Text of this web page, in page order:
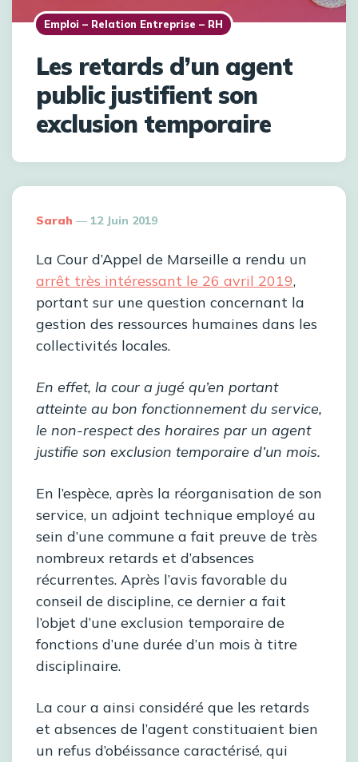
Emploi – Relation Entreprise – RH
Les retards d’un agent
public justifient son
exclusion temporaire
Posted
Sarah 12 Juin 2019
La Cour d’Appel de Marseille a rendu un
arrêt très intéressant le 26 avril 2019,
portant sur une question concernant la
gestion des ressources humaines dans les
collectivités locales.
En effet, la cour a jugé qu’en portant
atteinte au bon fonctionnement du service,
le non-respect des horaires par un agent
justifie son exclusion temporaire d’un mois.
En l’espèce, après la réorganisation de son
service, un adjoint technique employé au
sein d’une commune a fait preuve de très
nombreux retards et d’absences
récurrentes. Après l’avis favorable du
conseil de discipline, ce dernier a fait
l’objet d’une exclusion temporaire de
fonctions d’une durée d’un mois à titre
disciplinaire.
La cour a ainsi considéré que les retards
et absences de l’agent constituaient bien
un refus d’obéissance caractérisé, qui